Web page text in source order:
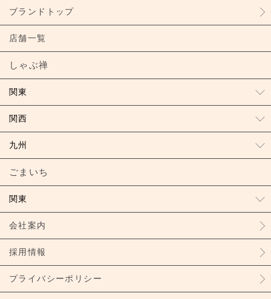
ブランドトップ
店舗一覧
しゃぶ禅
関東
関西
九州
ごまいち
関東
会社案内
採用情報
プライバシーポリシー